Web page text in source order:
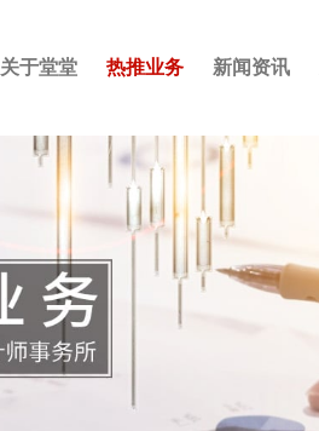
关于堂堂 热推业务 新闻资讯